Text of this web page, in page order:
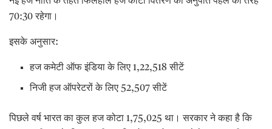
70:30 रहेगा।
इसके अनुसार:
हज कमेटी ऑफ इंडिया के लिए 1,22,518 सीटें
निजी हज ऑपरेटरों के लिए 52,507 सीटें
पिछले वर्ष भारत का कुल हज कोटा 1,75,025 था। सरकार ने कहा है कि